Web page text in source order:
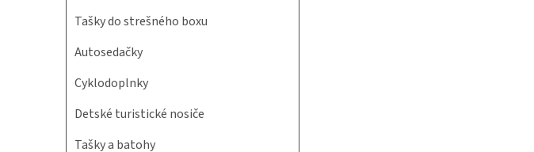
Tašky do strešného boxu
Autosedačky
Cyklodoplnky
Detské turistické nosiče
Tašky a batohy